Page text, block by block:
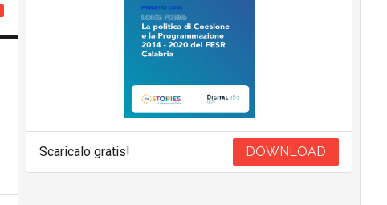
Scaricalo gratis! DOWNLOAD